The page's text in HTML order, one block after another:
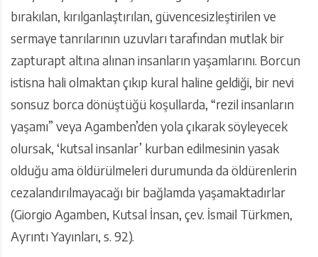
bırakılan, kırılganlaştırılan, güvencesizleştirilen ve
sermaye tanrılarının uzuvları tarafından mutlak bir
zapturapt altına alınan insanların yaşamlarını. Borcun
istisna hali olmaktan çıkıp kural haline geldiği, bir nevi
sonsuz borca dönüştüğü koşullarda, “rezil insanların
yaşamı” veya Agamben’den yola çıkarak söyleyecek
olursak, ‘kutsal insanlar’ kurban edilmesinin yasak
olduğu ama öldürülmeleri durumunda da öldürenlerin
cezalandırılmayacağı bir bağlamda yaşamaktadırlar
(Giorgio Agamben, Kutsal İnsan, çev. İsmail Türkmen,
Ayrıntı Yayınları, s. 92).